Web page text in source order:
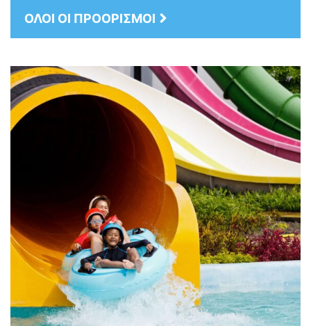
ΟΛΟΙ ΟΙ ΠΡΟΟΡΙΣΜΟΙ